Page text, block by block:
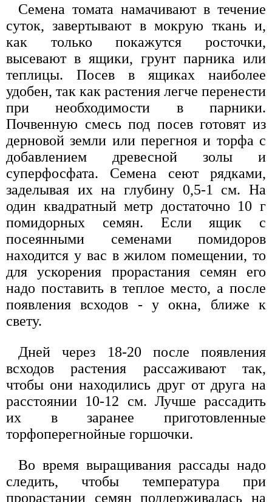
Семена томата намачивают в течение
суток, завертывают в мокрую ткань и,
как только покажутся росточки,
высевают в ящики, грунт парника или
теплицы. Посев в ящиках наиболее
удобен, так как растения легче перенести
при необходимости в парники.
Почвенную смесь под посев готовят из
дерновой земли или перегноя и торфа с
добавлением древесной золы и
суперфосфата. Семена сеют рядками,
заделывая их на глубину 0,5-1 см. На
один квадратный метр достаточно 10 г
помидорных семян. Если ящик с
посеянными семенами помидоров
находится у вас в жилом помещении, то
для ускорения прорастания семян его
надо поставить в теплое место, а после
появления всходов - у окна, ближе к
свету.
Дней через 18-20 после появления
всходов растения рассаживают так,
чтобы они находились друг от друга на
расстоянии 10-12 см. Лучше рассадить
их в заранее приготовленные
торфоперегнойные горшочки.
Во время выращивания рассады надо
следить, чтобы температура при
прорастании семян поддерживалась на